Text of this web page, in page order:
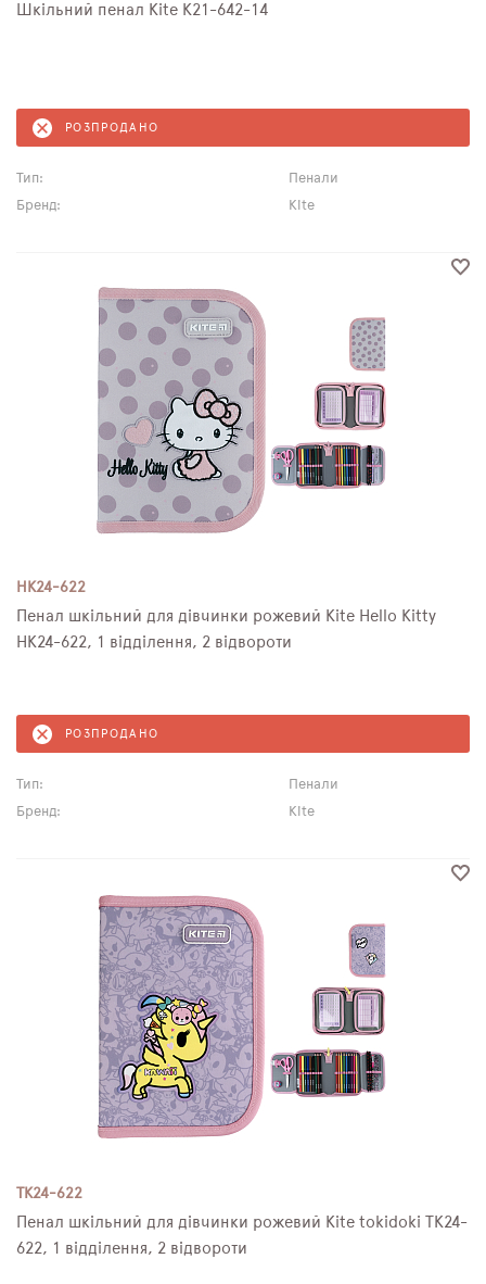
Шкільний пенал Kite K21-642-14
РОЗПРОДАНО
Тип:
Пенали
Бренд:
Kite
HK24-622
Пенал шкільний для дівчинки рожевий Kite Hello Kitty
HK24-622, 1 відділення, 2 відвороти
РОЗПРОДАНО
Тип:
Пенали
Бренд:
Kite
TK24-622
Пенал шкільний для дівчинки рожевий Kite tokidoki TK24-
622, 1 відділення, 2 відвороти